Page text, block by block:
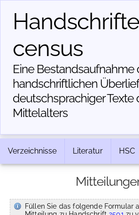
census
Eine Bestandsaufnahme
handschriftlichen
deutschsprachiger Texte
Mittelalters
Verzeichnisse Literatur HSC
Füllen Sie das folgende Formular